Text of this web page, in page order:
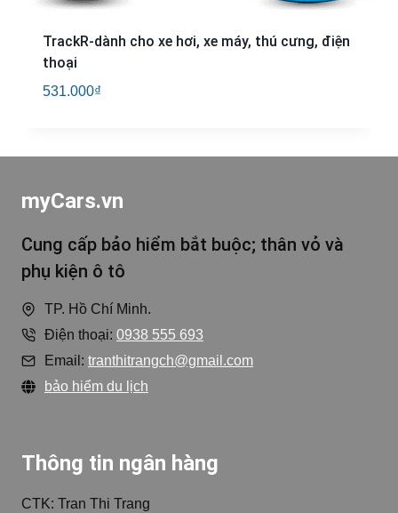
TrackR-dành cho xe hơi, xe máy, thú cưng, điện
thoại
531.000₫
myCars.vn
Cung cấp bảo hiểm bắt buộc; thân vỏ và
phụ kiện ô tô
TP. Hồ Chí Minh.
Điện thoại: 0938 555 693
Email: tranthitrangch@gmail.com
bảo hiểm du lịch
Thông tin ngân hàng
CTK: Tran Thi Trang